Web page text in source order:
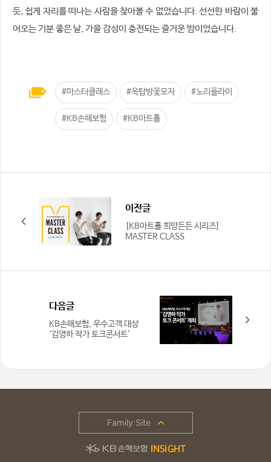
듯, 쉽게 자리를 떠나는 사람을 찾아볼 수 없었습니다. 선선한 바람이 불
어오는 기분 좋은 날, 가을 감성이 충전되는 즐거운 밤이었습니다.
#마스터클래스 #옥탑방꽃모자 #노리플라이
#KB손해보험 #KB아트홀
이전글
[KB아트홀 희망든든 시리즈]
MASTER CLASS
다음글
KB손해보험, 우수고객 대상
‘김영하 작가 토크콘서트’
Family Site